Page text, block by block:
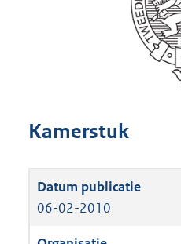
Kamerstuk
06-02-2010